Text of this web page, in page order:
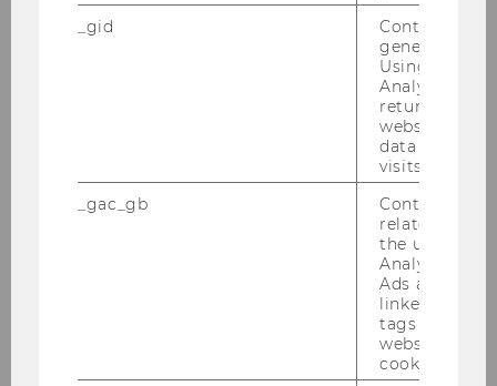
Katharina Wankat
Themen: Pflege, Wohnen
katharina.wankat@wu.ac.at
_gid
Contains a
generated
Using this
Analytics can
returning
website and
data from
visits.
_gac_gb
Contains
related
the user. If
Analytics and
Ads accounts
linked, the
tags on the
website read
cookie.